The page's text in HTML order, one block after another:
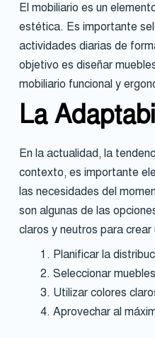
El mobiliario es un
estética. Es importante
actividades diarias de
objetivo es diseñar
mobiliario funcional y
La
En la actualidad, la
contexto, es importante
las necesidades del
son algunas de las
claros y neutros para
Planificar la
Seleccionar
Utilizar colores
Aprovechar al